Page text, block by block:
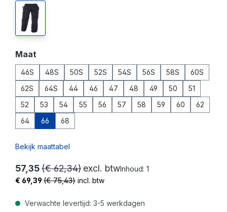
zwart
Selecteer
Maat
46S 48S 50S 52S 54S 56S 58S
60S
62S
64S 44 46 47 48 49 50
51
52
53 54 55 56 57 58 59 60
62
64
66 68
Bekijk maattabel
57,35(€ 62,34) excl. btwInhoud: 1
€ 69,39 (€ 75,43) incl. btw
Verwachte levertijd: 3-5 werkdagen